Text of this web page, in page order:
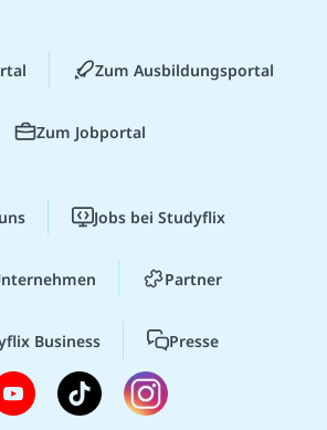
Zum Ausbildungsportal
Zum Jobportal
Jobs bei Studyflix
Partner
Business Presse